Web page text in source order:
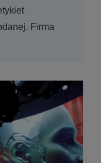
Firma